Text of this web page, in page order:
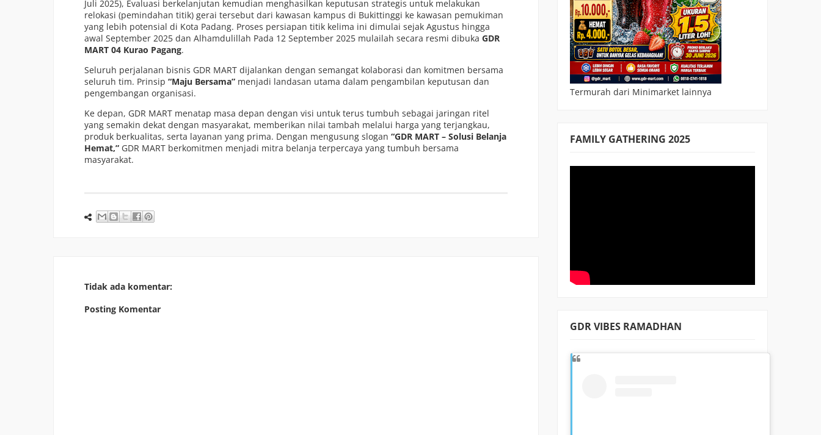
Juli 2025), Evaluasi berkelanjutan kemudian menghasilkan keputusan strategis untuk melakukan
relokasi (pemindahan titik) gerai tersebut dari kawasan kampus di Bukittinggi ke kawasan pemukiman
yang lebih potensial di Kota Padang. Proses persiapan titik kelima ini dimulai sejak Agustus hingga
awal September 2025 dan Alhamdulillah Pada 12 September 2025 mulailah secara resmi dibuka GDR
MART 04 Kurao Pagang.
Seluruh perjalanan bisnis GDR MART dijalankan dengan semangat kolaborasi dan komitmen bersama
seluruh tim. Prinsip “Maju Bersama” menjadi landasan utama dalam pengambilan keputusan dan
pengembangan organisasi.
Ke depan, GDR MART menatap masa depan dengan visi untuk terus tumbuh sebagai jaringan ritel
yang semakin dekat dengan masyarakat, memberikan nilai tambah melalui harga yang terjangkau,
produk berkualitas, serta layanan yang prima. Dengan mengusung slogan “GDR MART – Solusi Belanja
Hemat,” GDR MART berkomitmen menjadi mitra belanja terpercaya yang tumbuh bersama
masyarakat.
Tidak ada komentar:
Posting Komentar
Termurah dari Minimarket lainnya
FAMILY GATHERING 2025
GDR VIBES RAMADHAN